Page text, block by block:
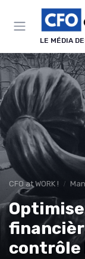
LE MÉDIA
CFO at WORK !
Panneau de